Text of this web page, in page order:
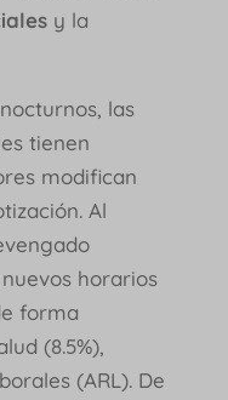
y la
las
tienen
modifican
Al
horarios
forma
(8.5%),
(ARL). De